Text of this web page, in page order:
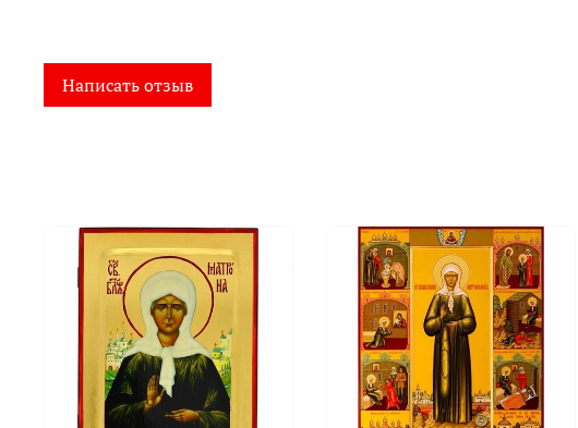
Написать отзыв